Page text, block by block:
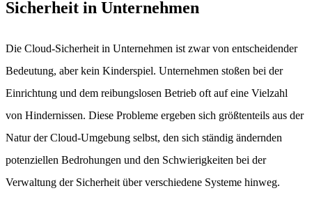
Sicherheit in Unternehmen
Die Cloud-Sicherheit in Unternehmen ist zwar von entscheidender
Bedeutung, aber kein Kinderspiel. Unternehmen stoßen bei der
Einrichtung und dem reibungslosen Betrieb oft auf eine Vielzahl
von Hindernissen. Diese Probleme ergeben sich größtenteils aus der
Natur der Cloud-Umgebung selbst, den sich ständig ändernden
potenziellen Bedrohungen und den Schwierigkeiten bei der
Verwaltung der Sicherheit über verschiedene Systeme hinweg.